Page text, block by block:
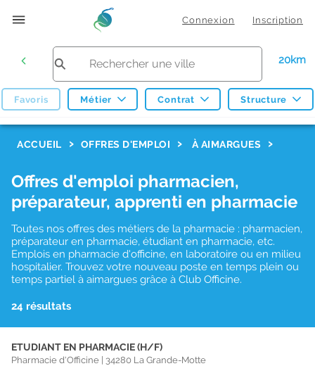
Connexion Inscription
20km
Favoris Métier Contrat Structure
ACCUEIL OFFRES D'EMPLOI À AIMARGUES
Offres d'emploi pharmacien,
préparateur, apprenti en pharmacie
Toutes nos offres des métiers de la pharmacie : pharmacien,
préparateur en pharmacie, étudiant en pharmacie, etc.
Emplois en pharmacie d'officine, en laboratoire ou en milieu
hospitalier. Trouvez votre nouveau poste en temps plein ou
temps partiel à aimargues grâce à Club Officine.
24 résultats
ETUDIANT EN PHARMACIE (H/F)
Pharmacie d'Officine 34280 La Grande-Motte